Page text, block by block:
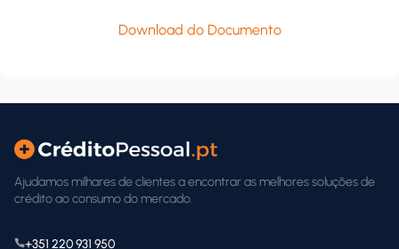
Download do Documento
Ajudamos milhares de clientes a encontrar as melhores soluções de
crédito ao consumo do mercado.
+351 220 931 950